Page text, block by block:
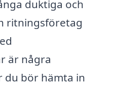
duktiga och
ritningsföretag
är några
du bör hämta in